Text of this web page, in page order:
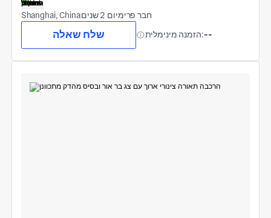
Shanghai, China חבר פרימיום 2 שנים
שלח שאלה הזמנה מינימלית:--